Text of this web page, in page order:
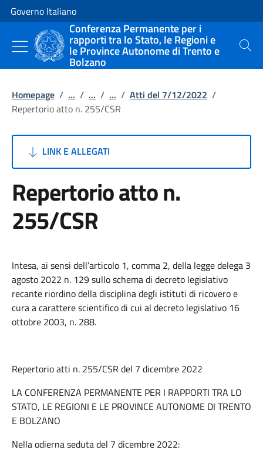
Vai al contenuto
Vai alla navigazione del sito
Governo Italiano
Conferenza Permanente per i
rapporti tra lo Stato, le Regioni e
le Province Autonome di Trento e
Bolzano
Cerca
Homepage / ... / ... / ... / Atti del 7/12/2022 /
Repertorio atto n. 255/CSR
LINK E ALLEGATI
Repertorio atto n.
255/CSR
Intesa, ai sensi dell’articolo 1, comma 2, della legge delega 3
agosto 2022 n. 129 sullo schema di decreto legislativo
recante riordino della disciplina degli istituti di ricovero e
cura a carattere scientifico di cui al decreto legislativo 16
ottobre 2003, n. 288.
Repertorio atti n. 255/CSR del 7 dicembre 2022
LA CONFERENZA PERMANENTE PER I RAPPORTI TRA LO
STATO, LE REGIONI E LE PROVINCE AUTONOME DI TRENTO
E BOLZANO
Nella odierna seduta del 7 dicembre 2022: